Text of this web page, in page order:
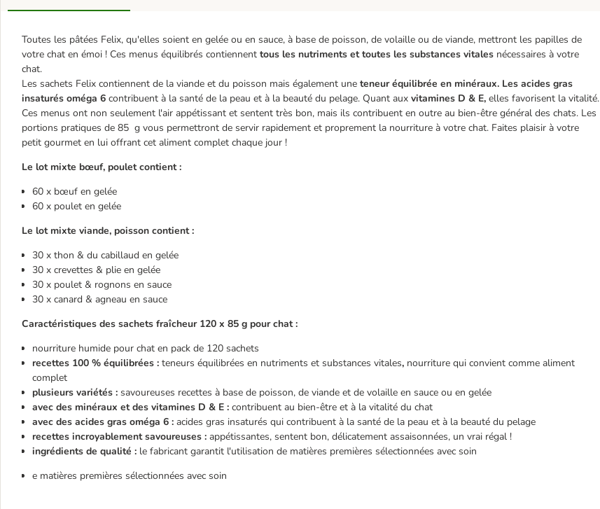
Toutes les pâtées Felix, qu'elles soient en gelée ou en sauce, à base de poisson, de volaille ou de viande, mettront les papilles de
votre chat en émoi ! Ces menus équilibrés contiennent tous les nutriments et toutes les substances vitales nécessaires à votre
chat.
Les sachets Felix contiennent de la viande et du poisson mais également une teneur équilibrée en minéraux. Les acides gras
insaturés oméga 6 contribuent à la santé de la peau et à la beauté du pelage. Quant aux vitamines D & E, elles favorisent la vitalité.
Ces menus ont non seulement l'air appétissant et sentent très bon, mais ils contribuent en outre au bien-être général des chats. Les
portions pratiques de 85 g vous permettront de servir rapidement et proprement la nourriture à votre chat. Faites plaisir à votre
petit gourmet en lui offrant cet aliment complet chaque jour !
Le lot mixte bœuf, poulet contient :
60 x bœuf en gelée
60 x poulet en gelée
Le lot mixte viande, poisson contient :
30 x thon & du cabillaud en gelée
30 x crevettes & plie en gelée
30 x poulet & rognons en sauce
30 x canard & agneau en sauce
Caractéristiques des sachets fraîcheur 120 x 85 g pour chat :
nourriture humide pour chat en pack de 120 sachets
recettes 100 % équilibrées : teneurs équilibrées en nutriments et substances vitales, nourriture qui convient comme aliment
complet
plusieurs variétés : savoureuses recettes à base de poisson, de viande et de volaille en sauce ou en gelée
avec des minéraux et des vitamines D & E : contribuent au bien-être et à la vitalité du chat
avec des acides gras oméga 6 : acides gras insaturés qui contribuent à la santé de la peau et à la beauté du pelage
recettes incroyablement savoureuses : appétissantes, sentent bon, délicatement assaisonnées, un vrai régal !
ingrédients de qualité : le fabricant garantit l'utilisation de matières premières sélectionnées avec soin
e matières premières sélectionnées avec soin